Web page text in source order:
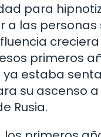
para
a las personas
primeros
ya estaba
su ascenso
Rusia.